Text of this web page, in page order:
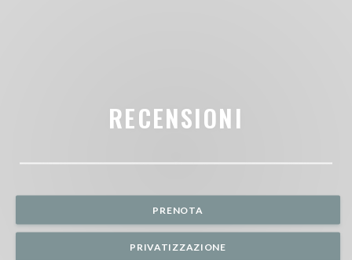
RECENSIONI
PRENOTA
PRIVATIZZAZIONE